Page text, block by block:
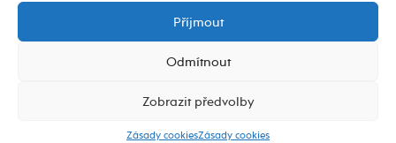
Příjmout
Odmítnout
Zobrazit předvolby
Zásady cookiesZásady cookies
alive.osu.cz- ISSN 2695-0022
design od